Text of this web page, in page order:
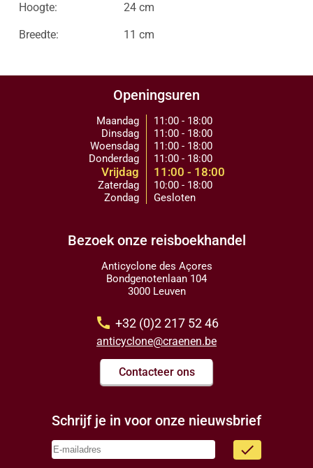
Hoogte: 24 cm
Breedte: 11 cm
Openingsuren
Maandag
Dinsdag
Woensdag
Donderdag
Vrijdag
Zaterdag
Zondag
11:00 - 18:00
11:00 - 18:00
11:00 - 18:00
11:00 - 18:00
11:00 - 18:00
10:00 - 18:00
Gesloten
Bezoek onze reisboekhandel
Anticyclone des Açores
Bondgenotenlaan 104
3000 Leuven
call +32 (0)2 217 52 46
anticyclone@craenen.be
Contacteer ons
Schrijf je in voor onze nieuwsbrief
done